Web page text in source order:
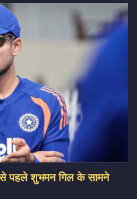
पहले शुभमन गिल के सामने